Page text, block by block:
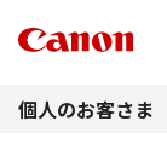
個人のお客さま